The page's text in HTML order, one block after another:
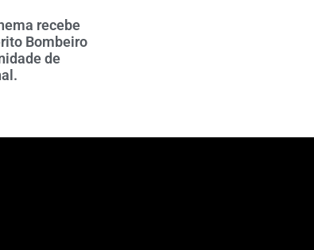
recebe
Bombeiro
de